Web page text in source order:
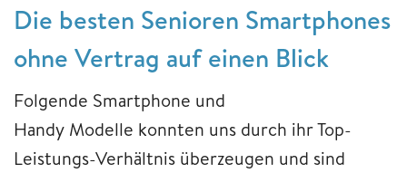
Die besten Senioren Smartphones
ohne Vertrag auf einen Blick
Folgende Smartphone und
Handy Modelle konnten uns durch ihr Top-
Leistungs-Verhältnis überzeugen und sind